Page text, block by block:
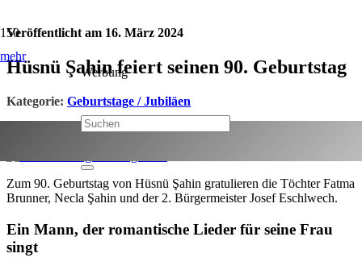
mehr
Werbung
Veröffentlicht am 16. März 2024
Hüsnü Şahin feiert seinen 90. Geburtstag
Kategorie: Geburtstage / Jubiläen
Zum 90. Geburtstag von Hüsnü Şahin gratulieren die Töchter Fatma
Brunner, Necla Şahin und der 2. Bürgermeister Josef Eschlwech.
Ein Mann, der romantische Lieder für seine Frau
singt